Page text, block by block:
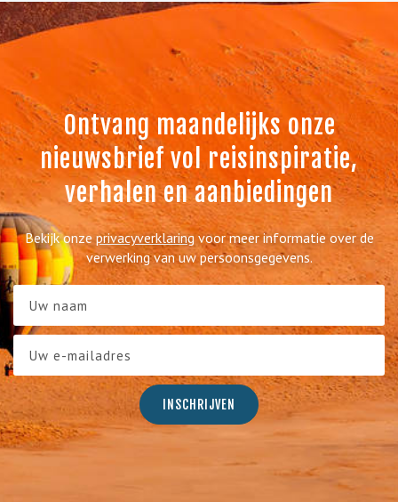
Ontvang maandelijks onze
nieuwsbrief vol reisinspiratie,
verhalen en aanbiedingen
Bekijk onzeprivacyverklaringvoor meer informatie over de
verwerking van uw persoonsgegevens.